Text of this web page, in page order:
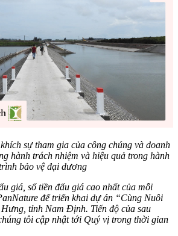
sự tham gia của công chúng và doanh
hành trách nhiệm và hiệu quả trong hành
bảo vệ đại dương
giá, số tiền đấu giá cao nhất của mỗi
để triển khai dự án “Cùng Nuôi
tỉnh Nam Định. Tiến độ của sau
tôi cập nhật tới Quý vị trong thời gian